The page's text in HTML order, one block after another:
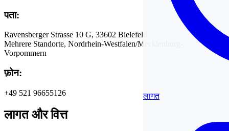
लागत
पता:
Ravensberger Strasse 10 G, 33602 Bielefeld
Mehrere Standorte, Nordrhein-Westfalen/Mecklenburg-
Vorpommern
फ़ोन:
+49 521 96655126
लागत और वित्त